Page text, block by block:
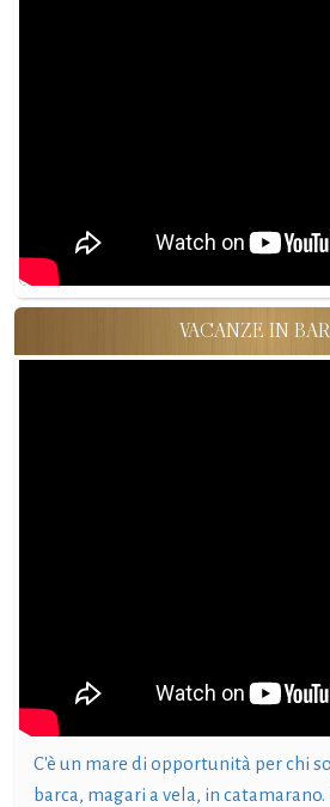
VACANZE IN
C'è un mare di opportunità per chi
barca, magari a vela, in catamarano.